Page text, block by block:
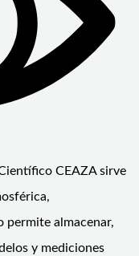
CEAZA sirve
permite almacenar,
y mediciones